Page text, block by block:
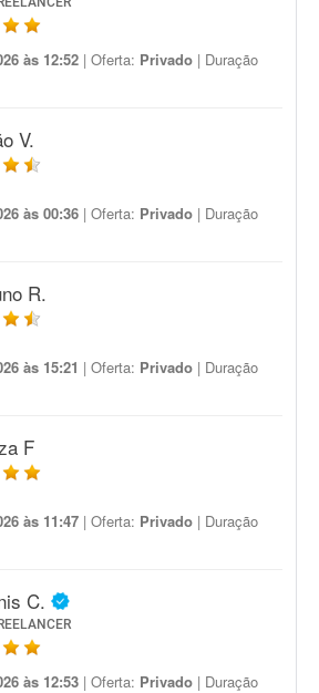
às 12:52 | Oferta: Privado | Duração
V.
às 00:36 | Oferta: Privado | Duração
R.
às 15:21 | Oferta: Privado | Duração
F
às 11:47 | Oferta: Privado | Duração
C.
às 12:53 | Oferta: Privado | Duração